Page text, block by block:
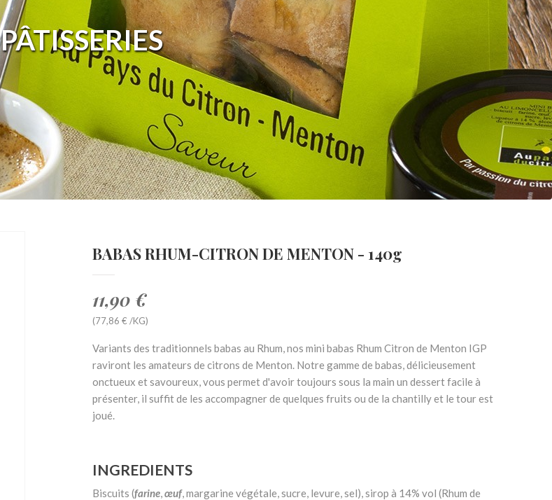
PÂTISSERIES
BABAS RHUM-CITRON DE MENTON - 140g
11,90 €
(77,86 € /KG)
Variants des traditionnels babas au Rhum, nos mini babas Rhum Citron de Menton IGP
raviront les amateurs de citrons de Menton. Notre gamme de babas, délicieusement
onctueux et savoureux, vous permet d'avoir toujours sous la main un dessert facile à
présenter, il suffit de les accompagner de quelques fruits ou de la chantilly et le tour est
joué.
INGREDIENTS
Biscuits (farine,œuf, margarine végétale, sucre, levure, sel), sirop à 14% vol (Rhum de